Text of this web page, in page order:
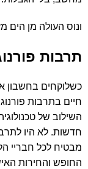
ונוס העולה מן הים
תרבות
כשלוקחים בחשבון
חיים בתרבות
השילוב של
חדשות. לא היו
מבטיח לכל חבריי
החופש והחירות